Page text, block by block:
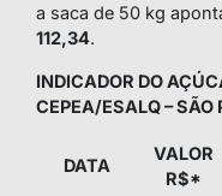
a saca de 50 kg
112,34.
INDICADOR DO
CEPEA/ESALQ – SÃO
DATA
VALOR
R$*